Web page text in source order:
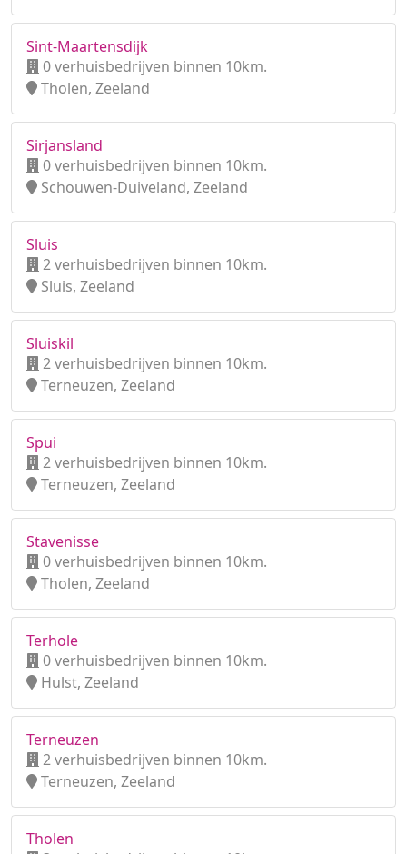
Sint-Maartensdijk
0 verhuisbedrijven binnen 10km.
Tholen, Zeeland
Sirjansland
0 verhuisbedrijven binnen 10km.
Schouwen-Duiveland, Zeeland
Sluis
2 verhuisbedrijven binnen 10km.
Sluis, Zeeland
Sluiskil
2 verhuisbedrijven binnen 10km.
Terneuzen, Zeeland
Spui
2 verhuisbedrijven binnen 10km.
Terneuzen, Zeeland
Stavenisse
0 verhuisbedrijven binnen 10km.
Tholen, Zeeland
Terhole
0 verhuisbedrijven binnen 10km.
Hulst, Zeeland
Terneuzen
2 verhuisbedrijven binnen 10km.
Terneuzen, Zeeland
Tholen